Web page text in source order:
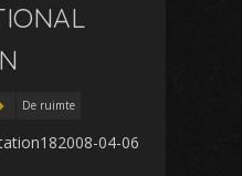
De ruimte
04-06